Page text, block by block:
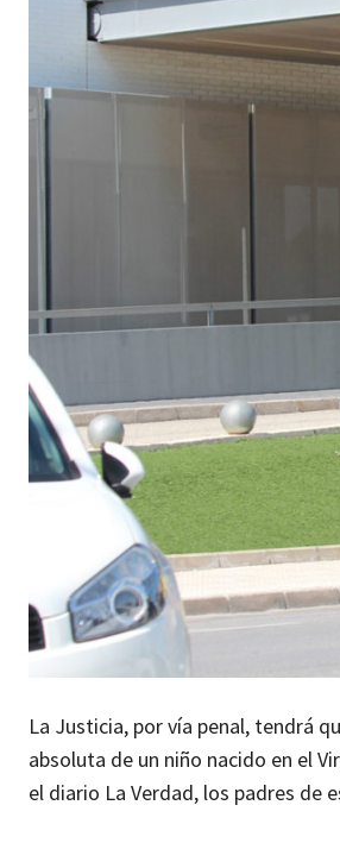
La Justicia, por vía penal, tendrá
absoluta de un niño nacido en el
el diario La Verdad, los padres de